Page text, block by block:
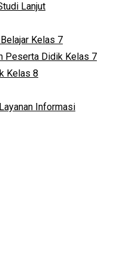
Lanjut
Kelas 7
Peserta Didik Kelas 7
Kelas 8
Informasi